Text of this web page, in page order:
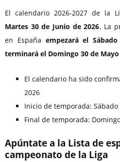
El calendario 2026-2027 de la
Martes 30 de Junio de 2026. La
en España empezará el
terminará el Domingo 30 de Mayo
El calendario ha sido
2026
Inicio de temporada:
Final de temporada:
Apúntate a la Lista de
campeonato de la Liga